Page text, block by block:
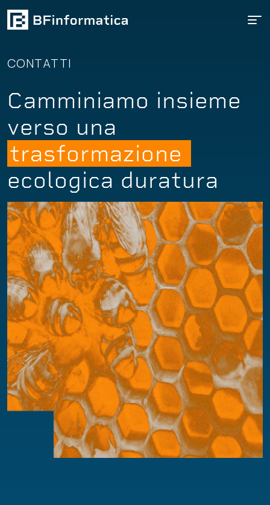
CONTATTI
Camminiamo insieme
verso una
trasformazione
ecologica duratura